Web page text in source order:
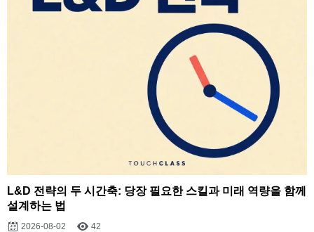
L&D 전략의 두 시간축: 당장 필요한 스킬과 미래 역량을 함께
설계하는 법
2026-08-02 42